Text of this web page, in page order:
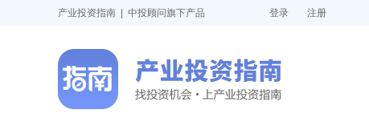
产业投资指南 | 中投顾问旗下产品 登录 注册